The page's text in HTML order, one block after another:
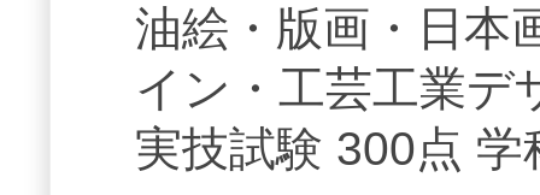
油絵・版画・日本
イン・工芸工業デ
実技試験 300点 学